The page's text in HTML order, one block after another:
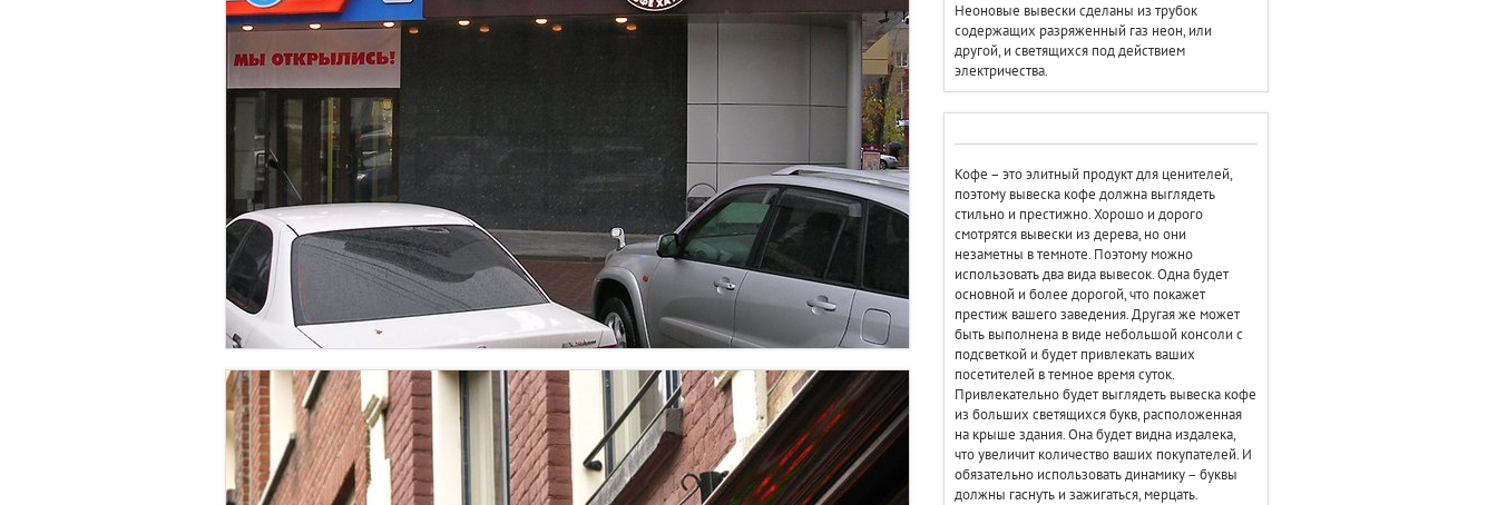
Неоновые вывески сделаны из трубок
содержащих разряженный газ неон, или
другой, и светящихся под действием
электричества.
Кофе – это элитный продукт для ценителей,
поэтому вывеска кофе должна выглядеть
стильно и престижно. Хорошо и дорого
смотрятся вывески из дерева, но они
незаметны в темноте. Поэтому можно
использовать два вида вывесок. Одна будет
основной и более дорогой, что покажет
престиж вашего заведения. Другая же может
быть выполнена в виде небольшой консоли с
подсветкой и будет привлекать ваших
посетителей в темное время суток.
Привлекательно будет выглядеть вывеска кофе
из больших светящихся букв, расположенная
на крыше здания. Она будет видна издалека,
что увеличит количество ваших покупателей. И
обязательно использовать динамику – буквы
должны гаснуть и зажигаться, мерцать.